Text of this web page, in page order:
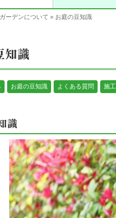
ーデンについて » お庭の豆知識
知識
お庭の豆知識 よくある質問 施
識